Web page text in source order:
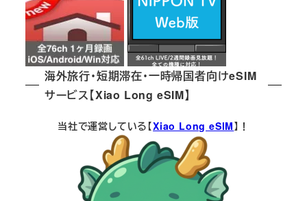
海外旅行・短期滞在・一時帰国者向けeSIM
サービス【Xiao Long eSIM】
当社で運営している【Xiao Long eSIM】！